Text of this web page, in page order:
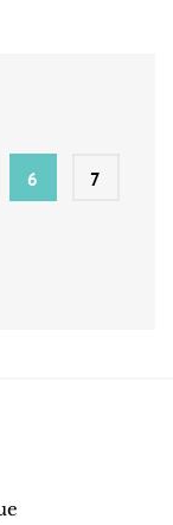
6 7